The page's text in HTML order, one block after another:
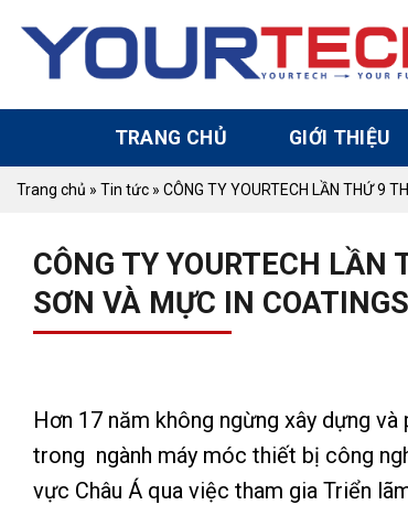
TRANG CHỦ GIỚI THIỆU
Trang chủ » Tin tức » CÔNG TY YOURTECH LẦN THỨ 9
CÔNG TY YOURTECH
SƠN VÀ MỰC IN
Hơn 17 năm không ngừng xây dựng
trong ngành máy móc thiết bị công
vực Châu Á qua việc tham gia Triển